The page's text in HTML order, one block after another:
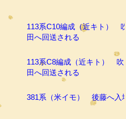
113系C10編成（近キト） 吹
田へ回送される
113系C8編成（近キト） 吹
田へ回送される
381系（米イモ） 後藤へ入場